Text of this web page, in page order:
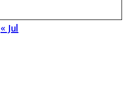
« Jul